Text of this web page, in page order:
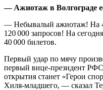
— Ажиотаж в Волгограде
— Небывалый ажиотаж! На
120 000 запросов! На
40 000 билетов.
Первый удар по мячу
первый вице‑президент
открытия станет «Герои
Хиля‑младшего, — сказал